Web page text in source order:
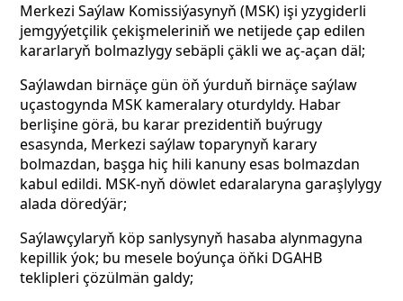
Merkezi Saýlaw Komissiýasynyň (MSK) işi yzygiderli
jemgyýetçilik çekişmeleriniň we netijede çap edilen
kararlaryň bolmazlygy sebäpli çäkli we aç-açan däl;
Saýlawdan birnäçe gün öň ýurduň birnäçe saýlaw
uçastogynda MSK kameralary oturdyldy. Habar
berlişine görä, bu karar prezidentiň buýrugy
esasynda, Merkezi saýlaw toparynyň karary
bolmazdan, başga hiç hili kanuny esas bolmazdan
kabul edildi. MSK-nyň döwlet edaralaryna garaşlylygy
alada döredýär;
Saýlawçylaryň köp sanlysynyň hasaba alynmagyna
kepillik ýok; bu mesele boýunça öňki DGAHB
teklipleri çözülmän galdy;